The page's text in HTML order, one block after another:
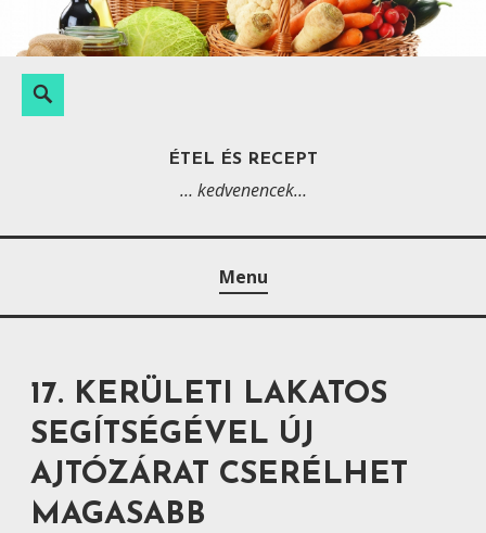
e
S
e
h
é
ÉTEL ÉS RECEPT
… kedvenencek…
Menu
17. KERÜLETI LAKATOS
SEGÍTSÉGÉVEL ÚJ
AJTÓZÁRAT CSERÉLHET
MAGASABB